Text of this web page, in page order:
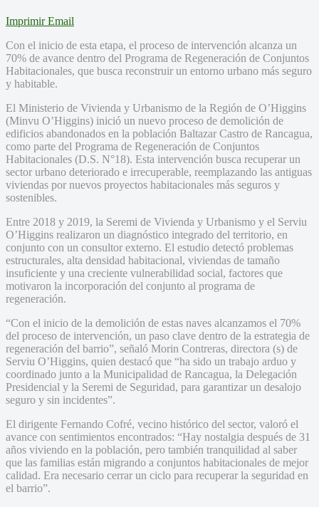
Imprimir Email
Con el inicio de esta etapa, el proceso de intervención alcanza un
70% de avance dentro del Programa de Regeneración de Conjuntos
Habitacionales, que busca reconstruir un entorno urbano más seguro
y habitable.
El Ministerio de Vivienda y Urbanismo de la Región de O’Higgins
(Minvu O’Higgins) inició un nuevo proceso de demolición de
edificios abandonados en la población Baltazar Castro de Rancagua,
como parte del Programa de Regeneración de Conjuntos
Habitacionales (D.S. N°18). Esta intervención busca recuperar un
sector urbano deteriorado e irrecuperable, reemplazando las antiguas
viviendas por nuevos proyectos habitacionales más seguros y
sostenibles.
Entre 2018 y 2019, la Seremi de Vivienda y Urbanismo y el Serviu
O’Higgins realizaron un diagnóstico integrado del territorio, en
conjunto con un consultor externo. El estudio detectó problemas
estructurales, alta densidad habitacional, viviendas de tamaño
insuficiente y una creciente vulnerabilidad social, factores que
motivaron la incorporación del conjunto al programa de
regeneración.
“Con el inicio de la demolición de estas naves alcanzamos el 70%
del proceso de intervención, un paso clave dentro de la estrategia de
regeneración del barrio”, señaló Morin Contreras, directora (s) de
Serviu O’Higgins, quien destacó que “ha sido un trabajo arduo y
coordinado junto a la Municipalidad de Rancagua, la Delegación
Presidencial y la Seremi de Seguridad, para garantizar un desalojo
seguro y sin incidentes”.
El dirigente Fernando Cofré, vecino histórico del sector, valoró el
avance con sentimientos encontrados: “Hay nostalgia después de 31
años viviendo en la población, pero también tranquilidad al saber
que las familias están migrando a conjuntos habitacionales de mejor
calidad. Era necesario cerrar un ciclo para recuperar la seguridad en
el barrio”.